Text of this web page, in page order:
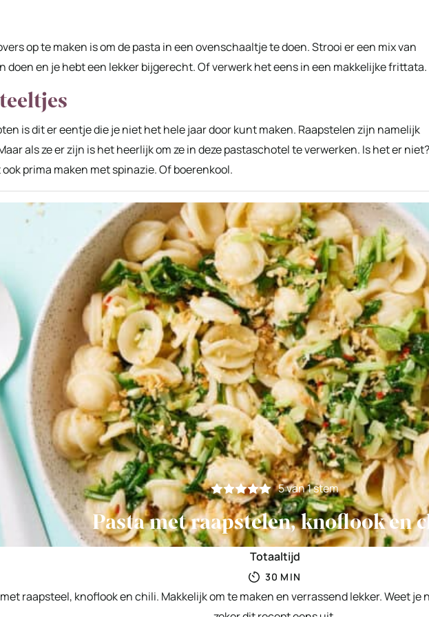
op te maken is om de pasta in een ovenschaaltje te doen. Strooi er een mix van
doen en je hebt een lekker bijgerecht. Of verwerk het eens in een makkelijke frittata.
is dit er eentje die je niet het hele jaar door kunt maken. Raapstelen zijn namelijk
als ze er zijn is het heerlijk om ze in deze pastaschotel te verwerken. Is het er niet?
prima maken met spinazie. Of boerenkool.
5van 1 stem
Pasta met raapstelen, knoflook en
Totaaltijd
30 MINUTEN
MIN
raapsteel, knoflook en chili. Makkelijk om te maken en verrassend lekker. Weet